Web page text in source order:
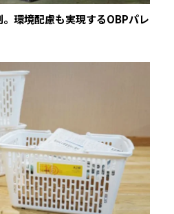
環境配慮も実現するOBPパレ